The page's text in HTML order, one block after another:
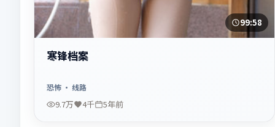
99:58
寒锋档案
恐怖· 线路
9.7万 4千 5年前